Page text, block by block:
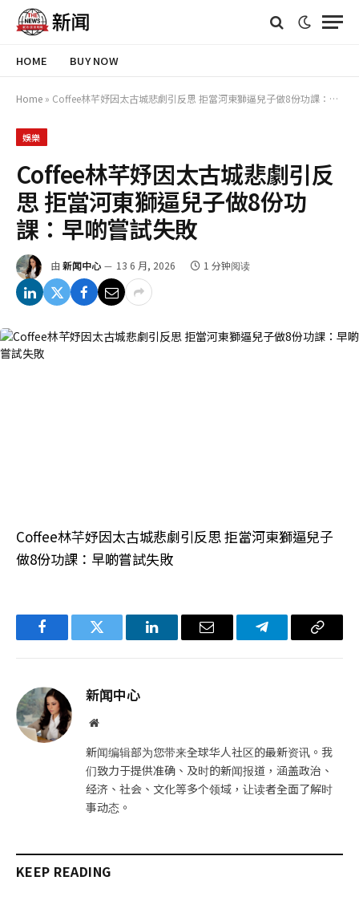
HOME BUY NOW
Home » Coffee林芊妤因太古城悲劇引反思 拒當河東獅逼兒子做8份功課：早啲嘗試失敗
娛樂
Coffee林芊妤因太古城悲劇引反
思 拒當河東獅逼兒子做8份功
課：早啲嘗試失敗
由 新闻中心 13 6 月, 2026 1 分钟阅读
Coffee林芊妤因太古城悲劇引反思 拒當河東獅逼兒子
做8份功課：早啲嘗試失敗
FacebookTwitter LinkedIn电
Telegram复
新闻中心
网
新闻编辑部为您带来全球华人社区的最新资讯。我
们致力于提供准确、及时的新闻报道，涵盖政治、
经济、社会、文化等多个领域，让读者全面了解时
事动态。
KEEP READING